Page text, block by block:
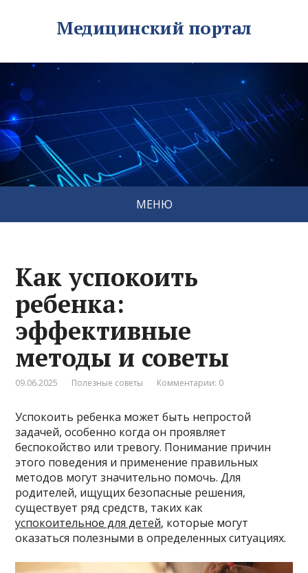
Медицинский портал
МЕНЮ
Как успокоить
ребенка:
эффективные
методы и советы
09.06.2025 Полезные советы Комментарии: 0
Успокоить ребенка может быть непростой
задачей, особенно когда он проявляет
беспокойство или тревогу. Понимание причин
этого поведения и применение правильных
методов могут значительно помочь. Для
родителей, ищущих безопасные решения,
существует ряд средств, таких как
успокоительное для детей, которые могут
оказаться полезными в определенных ситуациях.